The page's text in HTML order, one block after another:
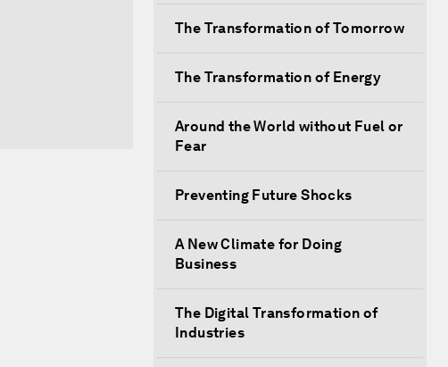
The Transformation of Tomorrow
The Transformation of Energy
Around the World without Fuel or
Fear
Preventing Future Shocks
A New Climate for Doing
Business
The Digital Transformation of
Industries